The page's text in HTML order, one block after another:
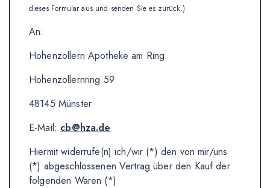
dieses Formular aus und senden Sie es zurück.)
An:
Hohenzollern Apotheke am Ring
Hohenzollernring 59
48145 Münster
E-Mail: cb@hza.de
Hiermit widerrufe(n) ich/wir (*) den von mir/uns
(*) abgeschlossenen Vertrag über den Kauf der
folgenden Waren (*)